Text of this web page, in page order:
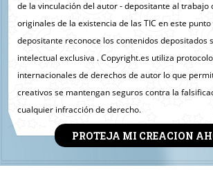
de la vinculación del autor - depositante al trabajo
originales de la existencia de las TIC en este punto
depositante reconoce los contenidos depositados
intelectual exclusiva . Copyright.es utiliza
internacionales de derechos de autor lo que
creativos se mantengan seguros contra la
cualquier infracción de derecho.
PROTEJA MI CREACION